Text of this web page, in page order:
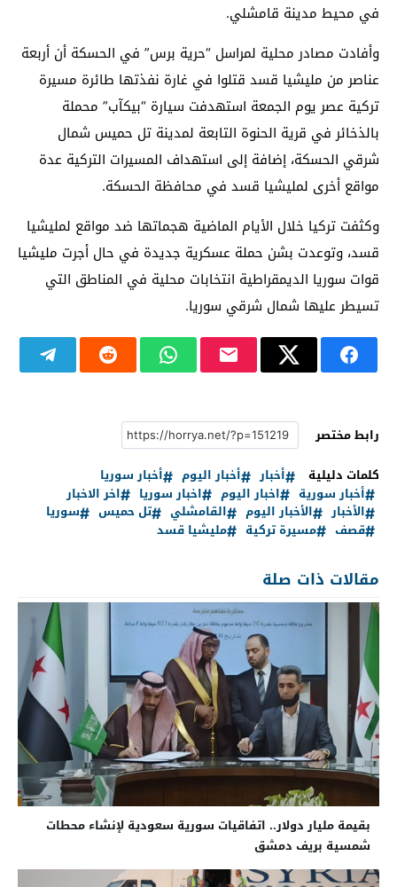
في محيط مدينة قامشلي.
وأفادت مصادر محلية لمراسل “حرية برس” في الحسكة أن أربعة
عناصر من مليشيا قسد قتلوا في غارة نفذتها طائرة مسيرة
تركية عصر يوم الجمعة استهدفت سيارة “بيكآب” محملة
بالذخائر في قرية الحنوة التابعة لمدينة ⁧تل حميس⁩ شمال
شرقي الحسكة، إضافة إلى استهداف المسيرات التركية عدة
مواقع أخرى لمليشيا قسد في محافظة الحسكة.
وكثفت تركيا خلال الأيام الماضية هجماتها ضد مواقع لمليشيا
قسد، وتوعدت بشن حملة عسكرية جديدة في حال أجرت مليشيا
قوات سوريا الديمقراطية انتخابات محلية في المناطق التي
تسيطر عليها شمال شرقي سوريا.
رابط مختصر
كلمات دليلية
أخبار أخبار اليوم
أخبار سوريا
أخبار سورية
اخبار اليوم اخبار سوريا
اخر الاخبار
الأخبار
الأخبار اليوم القامشلي تل حميس
سوريا
قصف
مسيرة تركية مليشيا قسد
مقالات ذات صلة
بقيمة مليار دولار.. اتفاقيات سورية سعودية لإنشاء محطات
شمسية بريف دمشق